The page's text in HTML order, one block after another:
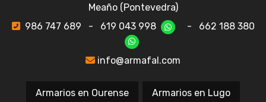
Meaño (Pontevedra)
986 747 689
- 619 043 998 - 662 188 380
info@armafal.com
Armarios en Ourense Armarios en Lugo